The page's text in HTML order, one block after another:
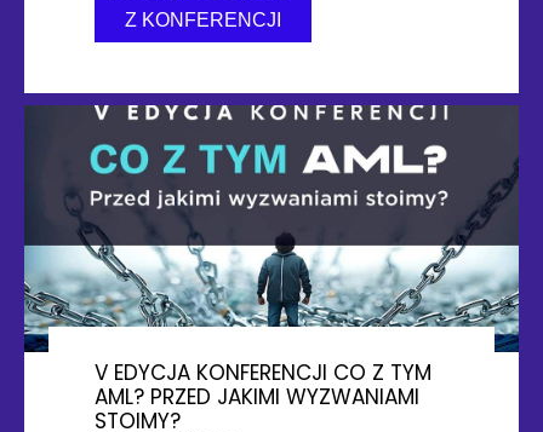
Z KONFERENCJI
V EDYCJA KONFERENCJI CO Z TYM
AML? PRZED JAKIMI WYZWANIAMI
STOIMY?